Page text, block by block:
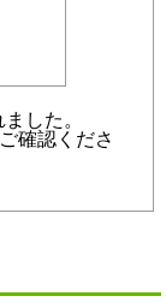
した。
確認くださ